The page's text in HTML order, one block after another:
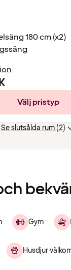
180 cm (x2)
Välj pristyp
Se slutsålda rum (2)
Gym
Husdjur